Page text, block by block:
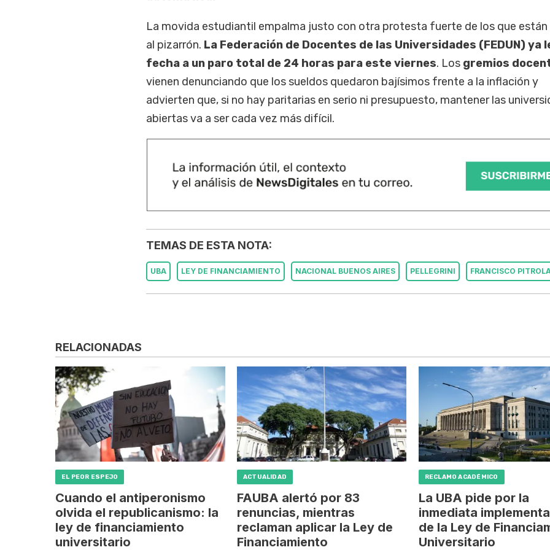
La movida estudiantil empalma justo con otra protesta fuerte de los que
al pizarrón. La Federación de Docentes de las Universidades (FEDUN) ya
fecha a un paro total de 24 horas para este viernes. Los gremios
vienen denunciando que los sueldos quedaron bajísimos frente a la inflación y
advierten que, si no hay paritarias en serio ni presupuesto, mantener las
abiertas va a ser cada vez más difícil.
TEMAS DE ESTA NOTA:
UBA LEY DE FINANCIAMIENTO NACIONAL BUENOS AIRES PELLEGRINI FRANCISCO
RELACIONADAS
EL PEOR ESPEJO
Cuando el antiperonismo
olvida el republicanismo: la
ley de financiamiento
universitario
ACTUALIDAD
FAUBA alertó por 83
renuncias, mientras
reclaman aplicar la Ley de
Financiamiento
RECLAMO ACADÉMICO
La UBA pide por la
inmediata
de la Ley de
Universitario